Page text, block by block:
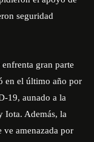
seguridad
gran parte
en el último año por
19, aunado a la
Iota. Además, la
ve amenazada por